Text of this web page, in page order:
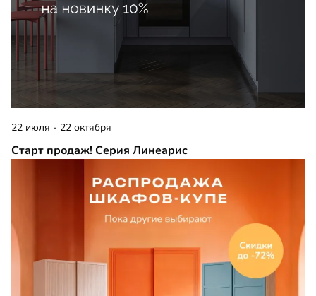
22 июля - 22 октября
Старт продаж! Серия Линеарис